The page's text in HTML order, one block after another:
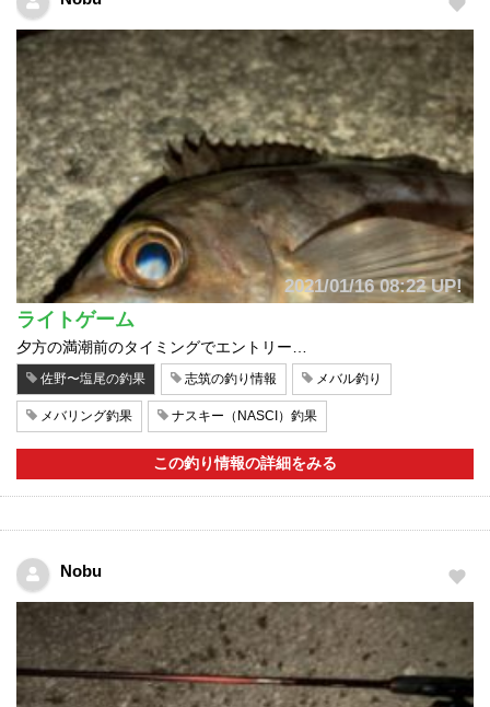
2021/01/16 08:22 UP!
ライトゲーム
夕方の満潮前のタイミングでエントリー…
佐野〜塩尾の釣果 志筑の釣り情報 メバル釣り
メバリング釣果 ナスキー（NASCI）釣果
この釣り情報の詳細をみる
Nobu